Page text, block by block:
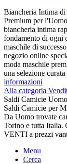
Biancheria Intima di
Premium per
biancheria intima
fondamento di ogni
maschile di
negozio online
moda maschile
una selezione curata
informazioni
Alla categoria
Saldi Camicie
Saldi Camicie per
Da Uomo trovate
Torino e tutta
VENTI a prezzi
Menu
Cerca